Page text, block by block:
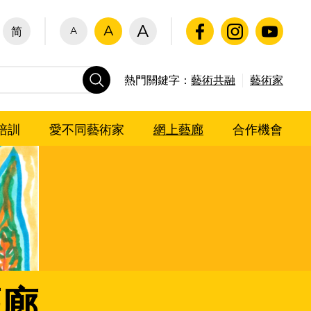
简 A A A
熱門關鍵字： 藝術共融 藝術家
訓 愛不同藝術家 網上藝廊 合作機會